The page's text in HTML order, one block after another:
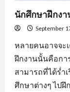
นักศึกษาฝึกงา
September
หลายคนอาจจะ
ฝึกงานนั้นคือกา
สามารถที่ได้ร่ำ
ศึกษาต่างๆ ไป